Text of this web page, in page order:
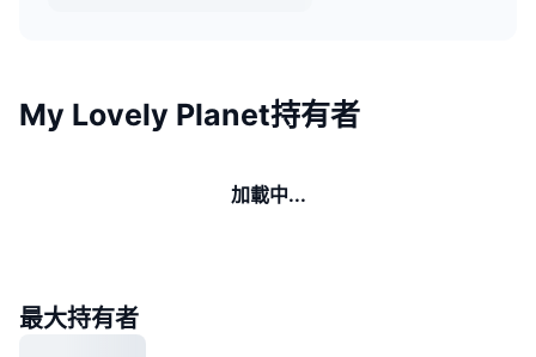
My Lovely Planet持有者
加載中...
最大持有者